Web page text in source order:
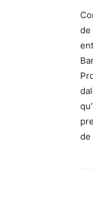
de
de